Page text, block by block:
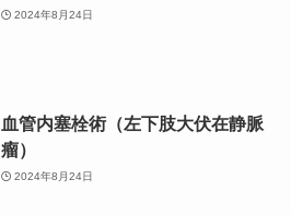
2024年8月24日
血管内塞栓術（左下肢大伏在静脈
瘤）
2024年8月24日